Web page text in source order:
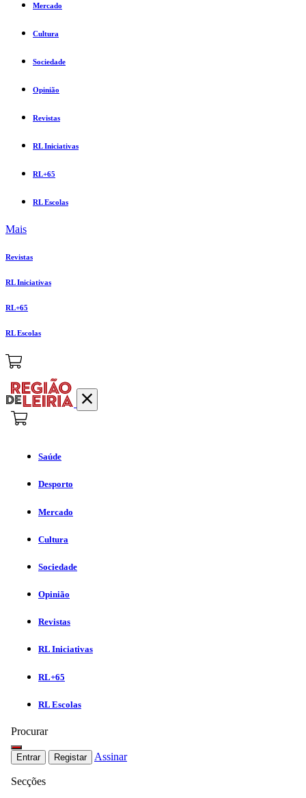
Mercado
Cultura
Sociedade
Opinião
Revistas
RL Iniciativas
RL+65
RL Escolas
Mais
Revistas
RL Iniciativas
RL+65
RL Escolas
Saúde
Desporto
Mercado
Cultura
Sociedade
Opinião
Revistas
RL Iniciativas
RL+65
RL Escolas
Procurar
Entrar Registar Assinar
Secções